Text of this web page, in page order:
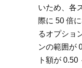
いため、各
際に 50 倍
るオプショ
ンの範囲が
ト額が